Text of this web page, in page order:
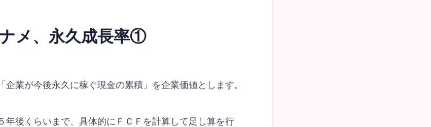
メ、永久成長率①
企業が今後永久に稼ぐ現金の累積」を企業価値とします。
年後くらいまで、具体的にＦＣＦを計算して足し算を行